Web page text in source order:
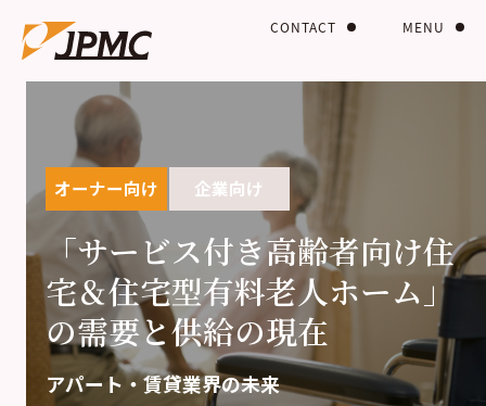
MENU
CONTACT
オーナー向け 企業向け
「サービス付き高齢者向け住
宅＆住宅型有料老人ホーム」
の需要と供給の現在
アパート・賃貸業界の未来